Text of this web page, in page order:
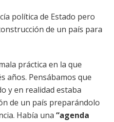
política de Estado pero
de un país para
práctica en la que
años. Pensábamos que
y en realidad estaba
de un país preparándolo
Había una “agenda